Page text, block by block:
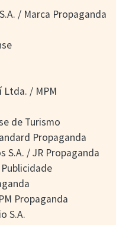
/ Marca Propaganda
/ MPM
de Turismo
Propaganda
S.A. / JR Propaganda
Propaganda
S.A.